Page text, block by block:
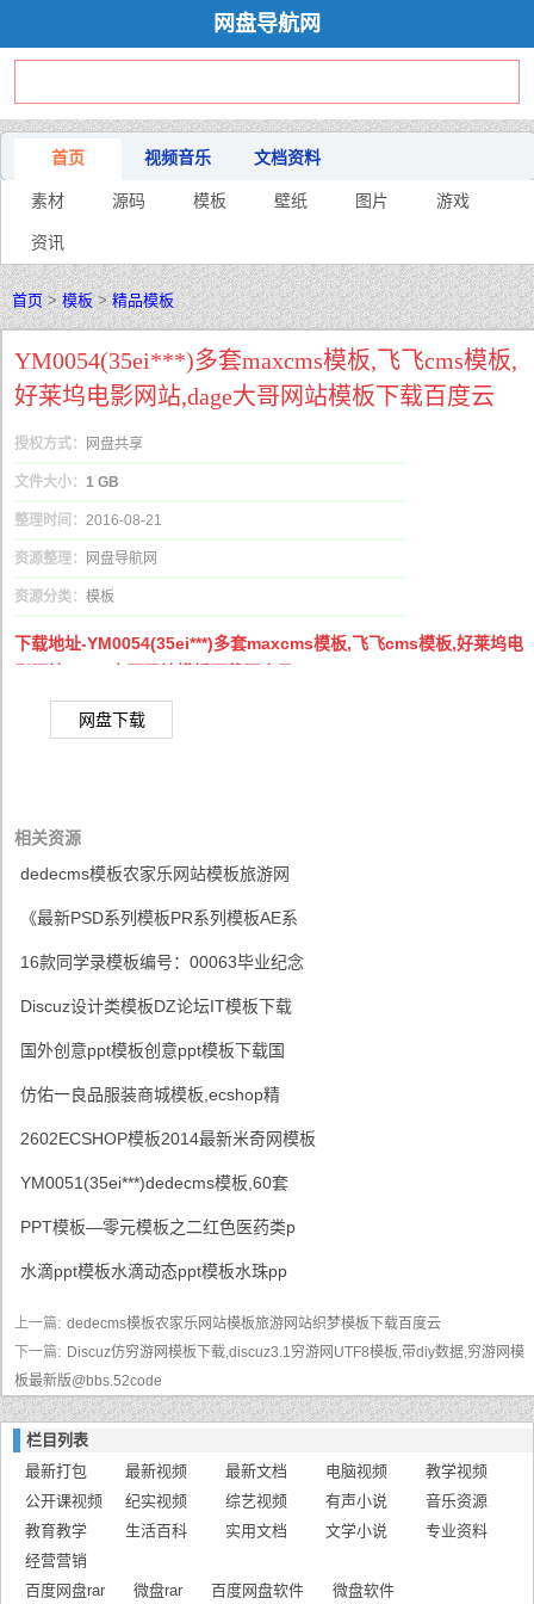
网盘导航网
首页 视频音乐 文档资料
素材 源码 模板 壁纸 图片 游戏
资讯
首页>模板>精品模板
YM0054(35ei***)多套maxcms模板,飞飞cms模板,
好莱坞电影网站,dage大哥网站模板下载百度云
授权方式： 网盘共享
文件大小： 1 GB
整理时间： 2016-08-21
资源整理： 网盘导航网
资源分类： 模板
下载地址-YM0054(35ei***)多套maxcms模板,飞飞cms模板,好莱坞电
网盘下载
相关资源
dedecms模板农家乐网站模板旅游网
《最新PSD系列模板PR系列模板AE系
16款同学录模板编号：00063毕业纪念
Discuz设计类模板DZ论坛IT模板下载
国外创意ppt模板创意ppt模板下载国
仿佑一良品服装商城模板,ecshop精
2602ECSHOP模板2014最新米奇网模板
YM0051(35ei***)dedecms模板,60套
PPT模板—零元模板之二红色医药类p
水滴ppt模板水滴动态ppt模板水珠pp
上一篇: dedecms模板农家乐网站模板旅游网站织梦模板下载百度云
下一篇: Discuz仿穷游网模板下载,discuz3.1穷游网UTF8模板,带diy数据,穷游网模
板最新版@bbs.52code
栏目列表
最新打包
最新视频 最新文档 电脑视频
教学视频
公开课视频
纪实视频 综艺视频 有声小说
音乐资源
教育教学
生活百科 实用文档 文学小说
专业资料
经营营销
百度网盘rar
微盘rar 百度网盘软件 微盘软件